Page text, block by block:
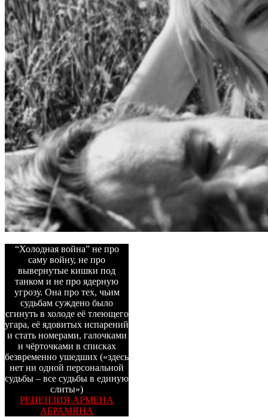
“Холодная война” не про
саму войну, не про
вывернутые кишки под
танком и не про ядерную
угрозу. Она про тех, чьим
судьбам суждено было
сгинуть в холоде её тлеющего
угара, её ядовитых испарений
и стать номерами, галочками
и чёрточками в списках
безвременно ушедших («здесь
нет ни одной персональной
судьбы – все судьбы в единую
слиты»)
РЕЦЕНЗИЯ АРМЕНА
АБРАМЯНА